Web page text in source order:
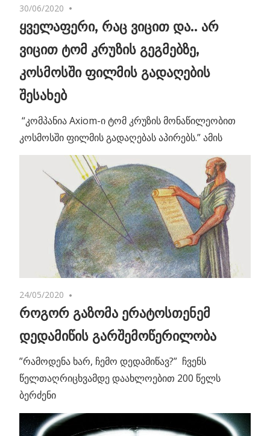
30/06/2020
ყველაფერი, რაც ვიცით და.. არ
ვიცით ტომ კრუზის გეგმებზე,
კოსმოსში ფილმის გადაღების
შესახებ
“კომპანია Axiom-ი ტომ კრუზის მონაწილეობით
კოსმოსში ფილმის გადაღებას აპირებს.” ამის
24/05/2020
როგორ გაზომა ერატოსთენემ
დედამიწის გარშემოწერილობა
”რამოდენა ხარ, ჩემო დედამიწავ?” ჩვენს
წელთაღრიცხვამდე დაახლოებით 200 წელს
ბერძენი